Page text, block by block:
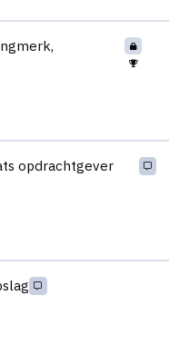
opdrachtgever